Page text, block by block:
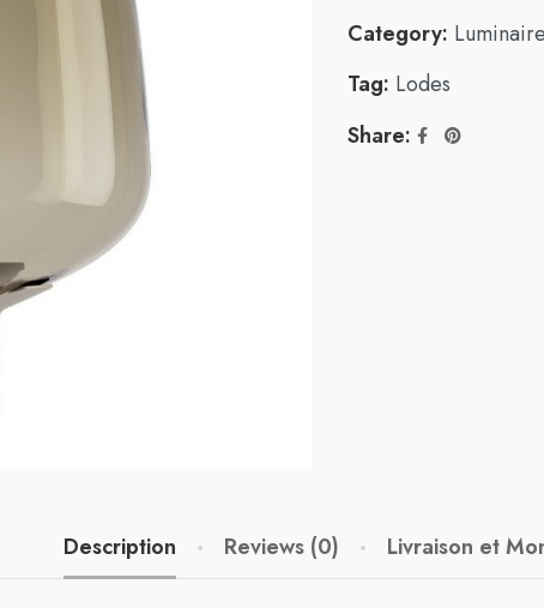
Category:
Tag: Lodes
Share:
Description Reviews (0) Livraison et